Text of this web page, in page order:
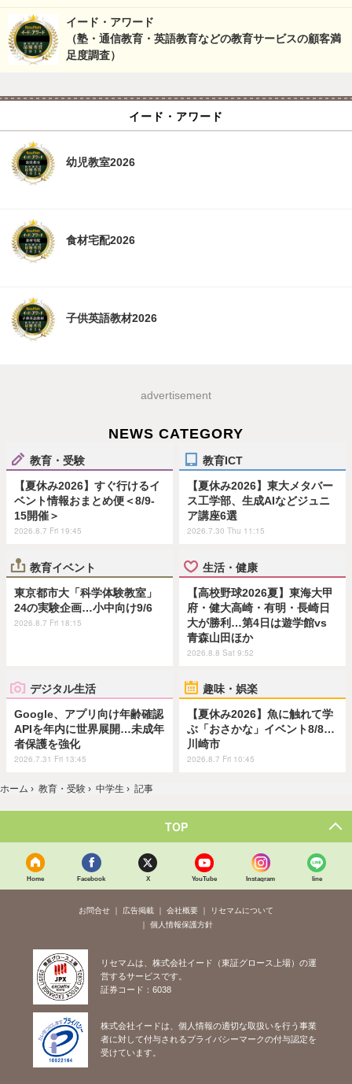
イード・アワード
（塾・通信教育・英語教育などの教育サービスの顧客満
足度調査）
イード・アワード
幼児教室2026
食材宅配2026
子供英語教材2026
advertisement
NEWS CATEGORY
教育・受験
【夏休み2026】すぐ行けるイ
ベント情報おまとめ便＜8/9-
15開催＞
2026.8.7 Fri 19:45
教育ICT
【夏休み2026】東大メタバー
ス工学部、生成AIなどジュニ
ア講座6選
2026.7.30 Thu 11:15
教育イベント
東京都市大「科学体験教室」
24の実験企画…小中向け9/6
2026.8.7 Fri 18:15
生活・健康
【高校野球2026夏】東海大甲
府・健大高崎・有明・長崎日
大が勝利…第4日は遊学館vs
青森山田ほか
2026.8.8 Sat 9:52
デジタル生活
Google、アプリ向け年齢確認
APIを年内に世界展開…未成年
者保護を強化
2026.7.31 Fri 13:45
趣味・娯楽
【夏休み2026】魚に触れて学
ぶ「おさかな」イベント8/8…
川崎市
2026.8.7 Fri 10:45
ホーム › 教育・受験 › 中学生 › 記事
TOP
Home Facebook X YouTube Instagram line
お問合せ 広告掲載 会社概要
リセマムについて
個人情報保護方針
リセマムは、株式会社イード（東証グロース上場）の運
営するサービスです。
証券コード：6038
株式会社イードは、個人情報の適切な取扱いを行う事業
者に対して付与されるプライバシーマークの付与認定を
受けています。